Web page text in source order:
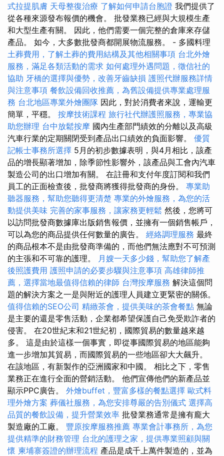
式拉提肌膚 天母整復治療 了解如何申請台胞證 我們提供了
從各種來源發布報價的機會。 批發業務已經與大規模生產
和大型生產有關。 因此，他們需要一個完整的倉庫來存儲
產品。 如今，大多數批發商都開展物流服務。 - 多國料理
土葬費用，了解土葬的費用結構及其他相關事項 台北外燴
服務，滿足各類活動的需求 如何處理外遇問題，徵信社的
協助 牙橋的選擇與優勢，改善牙齒缺損 護照代辦服務詳情
與注意事項 餐飲設備回收推薦，為舊設備提供專業處理服
務 台北地區專業外燴團隊 因此，對於消費者來說，運輸更
簡單，平穩。 按摩技術課程 旅行社代辦護照服務，專業協
助您辦理 台中放鬆按摩 國內生產部門績效的分離以及高級
汽車行業的定期關閉受到產品出口績效的負面影響。 優質
記帳士事務所選擇 5月的初步數據表明，與4月相比，該產
品的增長顯著增加，除季節性影響外，該產品與工會內汽車
製造公司的出口增加有關。 在註冊和支付年度訂閱和我們
員工的正面檢查後，批發商將獲得批發商的身份。 專業助
聽器服務，幫助您聽得更清楚 專業的外燴服務，為您的活
動提供美味 完善的家事服務，讓家務更輕鬆 然後，您將可
以訪問批發商數據庫出版銷售報價，並擁有一個銷售帳戶，
可以為您的商品提供任何數量的廣告。 經絡調理服務 最終
的商品根本不是由批發商準備的，而他們無法應對不可預測
的主張和不可靠的護理。
月嫂一天多少錢，幫助您了解產
後照護費用 護照申請的必要步驟與注意事項 高雄律師推
薦，選擇當地最值得信賴的律師 台灣按摩服務 解決這個問
題的解決方案之一是與附近的護理人員建立更緊密的關係。
值得信賴的SEO公司 精緻茶會，提供美味的茶會餐點 無論
是主要的還是零售活動，企業都希望保護自己免受欺詐者的
侵害。 在20世紀末和21世紀初，國際貿易的數量越來越
多。 這是由於這樣一個事實，即從事國際貿易的地區能夠
進一步增加其貿易，而國際貿易的一些地區卻大大飆升。
在該地區，有新製作的亞洲國家和中國。 相比之下，零售
業務正在進行全面的營銷活動。 他們宣傳他們的新產品並
顯示PPC廣告。 外燴buffet，豐富多樣的餐點選擇 歐式料
理外燴方案 葬儀社服務，為您安排尊嚴的告別儀式 選擇高
品質的餐飲設備，提升營業效率 批發業務通常是擁有龐大
製造廠的工廠。 豐原按摩服務推薦 專業會計事務所，為您
提供精準的財務管理 台北的護理之家，提供專業照顧與關
懷 柬埔寨簽證的辦理流程 產品是成千上萬件製造的，並為